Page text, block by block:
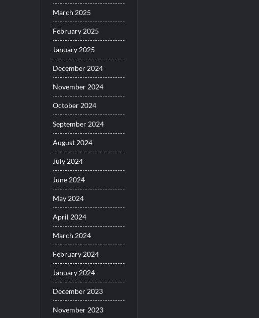
March 2025
February 2025
January 2025
December 2024
November 2024
October 2024
September 2024
August 2024
July 2024
June 2024
May 2024
April 2024
March 2024
February 2024
January 2024
December 2023
November 2023